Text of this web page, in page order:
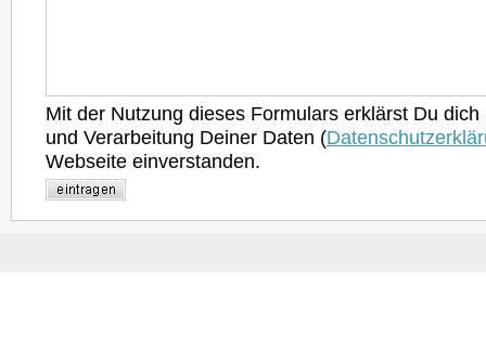
Mit der Nutzung dieses Formulars erklärst Du
und Verarbeitung Deiner Daten (
Webseite einverstanden.